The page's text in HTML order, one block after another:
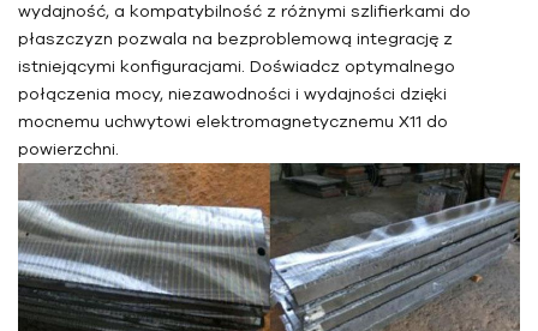
wydajność, a kompatybilność z różnymi szlifierkami do
płaszczyzn pozwala na bezproblemową integrację z
istniejącymi konfiguracjami. Doświadcz optymalnego
połączenia mocy, niezawodności i wydajności dzięki
mocnemu uchwytowi elektromagnetycznemu X11 do
powierzchni.